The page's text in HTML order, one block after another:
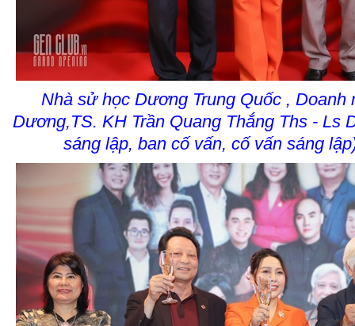
Nhà sử học Dương Trung Quốc , Doanh
Dương,TS. KH Trần Quang Thắng Ths - Ls
sáng lập, ban cố vấn, cố vấn sáng